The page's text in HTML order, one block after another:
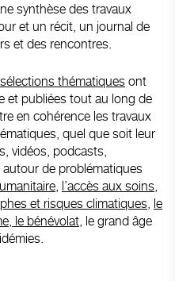
synthèse des travaux
et un récit, un journal de
et des rencontres.
thématiques ont
et publiées tout au long de
en cohérence les travaux
quel que soit leur
vidéos, podcasts,
de problématiques
, l’accès aux soins,
et risques climatiques, le
, le bénévolat, le grand âge
.